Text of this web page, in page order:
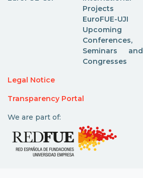
Projects
EuroFUE-UJI
Upcoming
Conferences,
Seminars and
Congresses
Legal Notice
Transparency Portal
We are part of: